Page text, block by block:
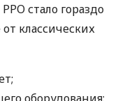
стало гораздо
классических